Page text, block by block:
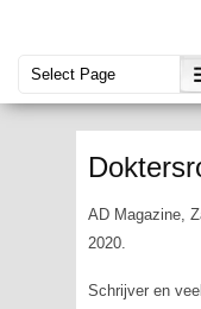
AD Magazine,
2020.
Schrijver en